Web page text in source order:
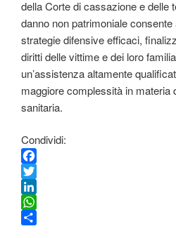
della Corte di cassazione e delle
danno non patrimoniale
strategie difensive efficaci,
diritti delle vittime e dei loro
un’assistenza altamente
maggiore complessità in materia
sanitaria.
Condividi:
F
a
c
e
T
w
L
W